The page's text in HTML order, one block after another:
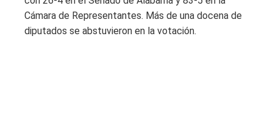
Cámara de Representantes. Más de una docena de
diputados se abstuvieron en la votación.